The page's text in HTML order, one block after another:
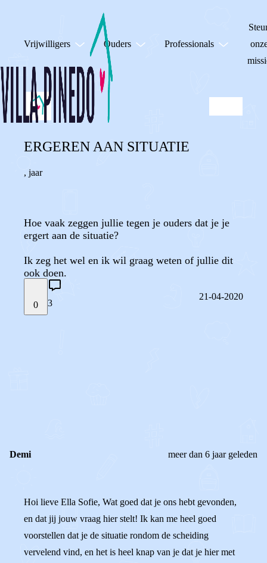
Vrijwilligers Ouders Professionals
ERGEREN AAN SITUATIE
, jaar
Hoe vaak zeggen jullie tegen je ouders dat je je
ergert aan de situatie?
Ik zeg het wel en ik wil graag weten of jullie dit
ook doen.
0 3
21-04-2020
Demi meer dan 6 jaar geleden
Hoi lieve Ella Sofie, Wat goed dat je ons hebt gevonden,
en dat jij jouw vraag hier stelt! Ik kan me heel goed
voorstellen dat je de situatie rondom de scheiding
vervelend vind, en het is heel knap van je dat je hier met